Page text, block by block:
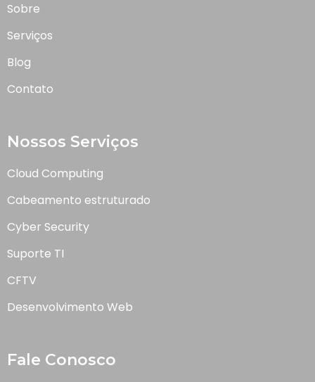
Sobre
Serviços
Blog
Contato
Nossos Serviços
Cloud Computing
Cabeamento estruturado
Cyber Security
Suporte TI
CFTV
Desenvolvimento Web
Fale Conosco